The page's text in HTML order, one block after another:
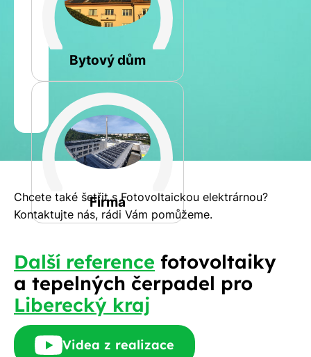
Bytový dům
Firma
Jiná
Spočítat
kalkulaci
Jméno
a
příjmení
Telefon
mail
Rádi
Vám
Chcete také šetřit s Fotovoltaickou elektrárnou?
Kontaktujte nás, rádi Vám pomůžeme.
Další reference fotovoltaiky
a tepelných čerpadel pro
Liberecký kraj
Videa z realizace